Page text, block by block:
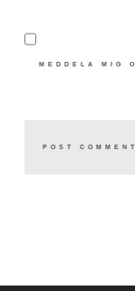
MEDDELA MIG